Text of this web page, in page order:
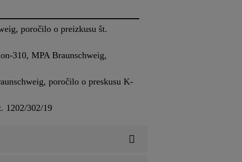
poročilo o preizkusu št.
310, MPA Braunschweig,
poročilo o preskusu K-
1202/302/19